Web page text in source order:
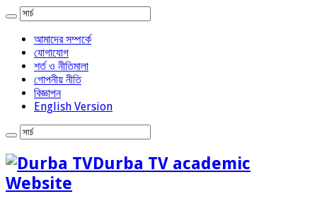
আমাদের সম্পর্কে
যোগাযোগ
শর্ত ও নীতিমালা
গোপনীয় নীতি
বিজ্ঞাপন
English Version
Durba TV academic
Website